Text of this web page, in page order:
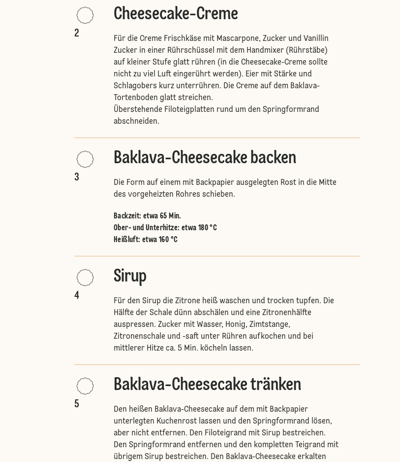
2
Cheesecake-Creme
Für die Creme Frischkäse mit Mascarpone, Zucker und Vanillin
Zucker in einer Rührschüssel mit dem Handmixer (Rührstäbe)
auf kleiner Stufe glatt rühren (in die Cheesecake-Creme sollte
nicht zu viel Luft eingerührt werden). Eier mit Stärke und
Schlagobers kurz unterrühren. Die Creme auf dem Baklava-
Tortenboden glatt streichen.
Überstehende Filoteigplatten rund um den Springformrand
abschneiden.
3
Baklava-Cheesecake backen
Die Form auf einem mit Backpapier ausgelegten Rost in die Mitte
des vorgeheizten Rohres schieben.
Backzeit: etwa 65 Min.
Ober- und Unterhitze: etwa 180 °C
Heißluft: etwa 160 °C
4
Sirup
Für den Sirup die Zitrone heiß waschen und trocken tupfen. Die
Hälfte der Schale dünn abschälen und eine Zitronenhälfte
auspressen. Zucker mit Wasser, Honig, Zimtstange,
Zitronenschale und -saft unter Rühren aufkochen und bei
mittlerer Hitze ca. 5 Min. köcheln lassen.
5
Baklava-Cheesecake tränken
Den heißen Baklava-Cheesecake auf dem mit Backpapier
unterlegten Kuchenrost lassen und den Springformrand lösen,
aber nicht entfernen. Den Filoteigrand mit Sirup bestreichen.
Den Springformrand entfernen und den kompletten Teigrand mit
übrigem Sirup bestreichen. Den Baklava-Cheesecake erkalten